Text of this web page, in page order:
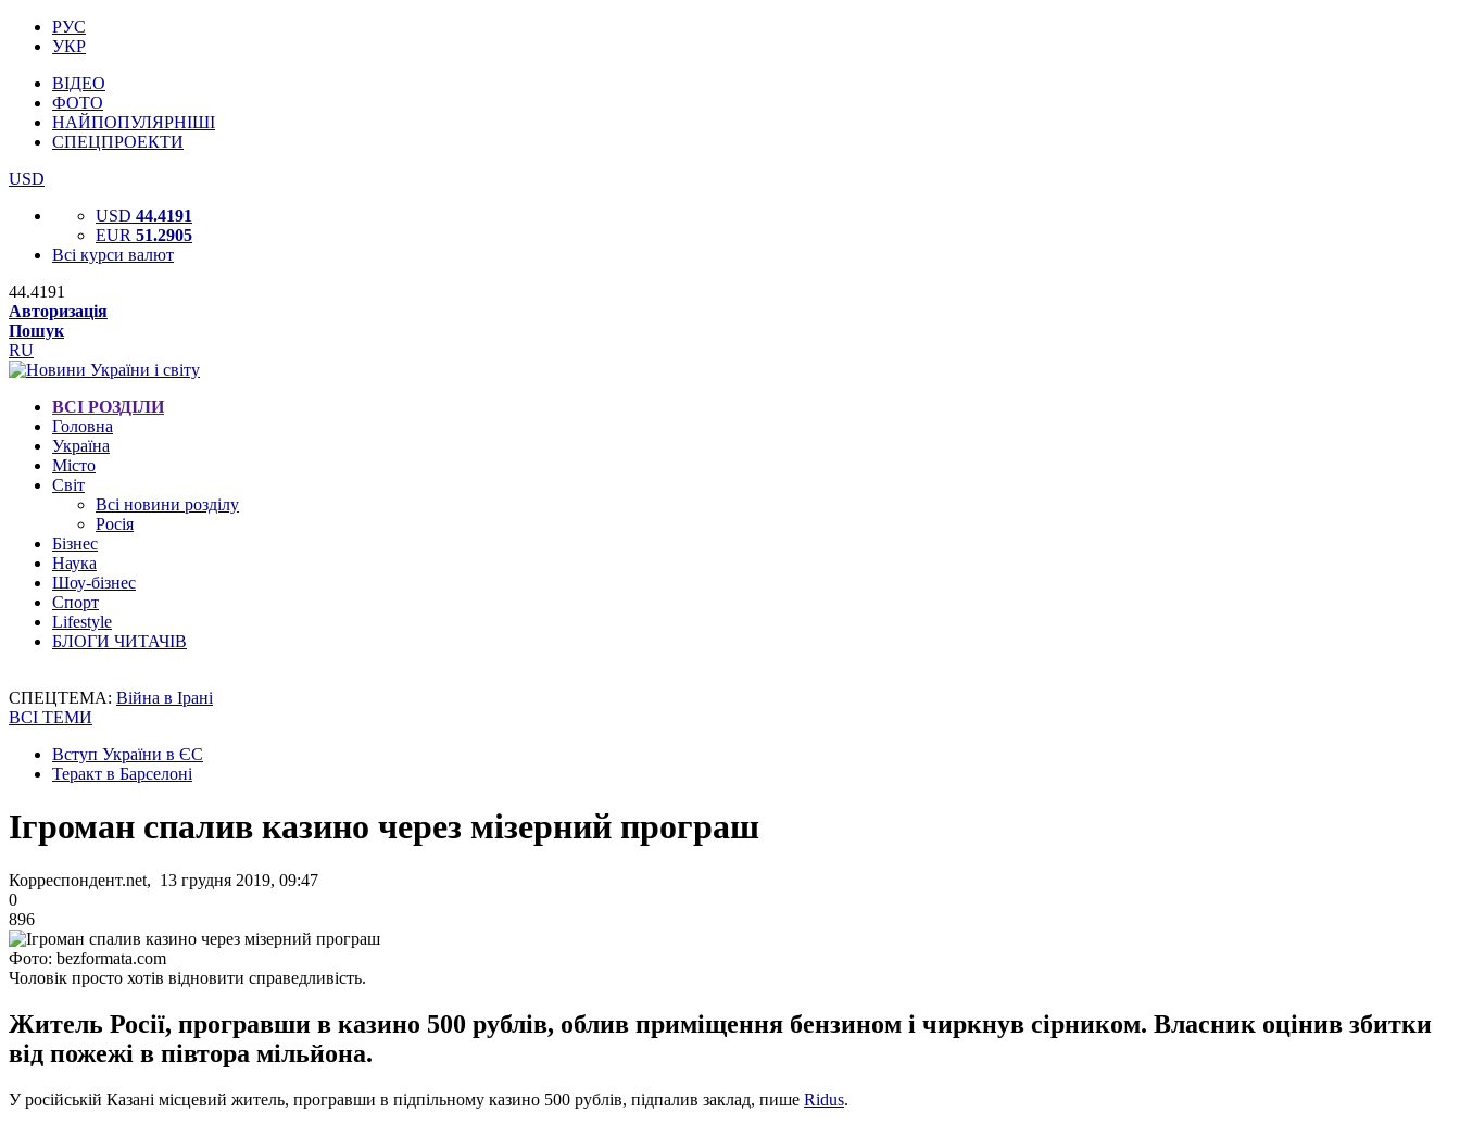
РУС
УКР
ВІДЕО
ФОТО
НАЙПОПУЛЯРНІШІ
СПЕЦПРОЕКТИ
USD
USD 44.4191
EUR 51.2905
Всі курси валют
44.4191
Авторизація
Пошук
RU
ВСІ РОЗДІЛИ
Головна
Україна
Місто
Світ
Всі новини розділу
Росія
Бізнес
Наука
Шоу-бізнес
Спорт
Lifestyle
БЛОГИ ЧИТАЧІВ
СПЕЦТЕМА: Війна в Ірані
ВСІ ТЕМИ
Вступ України в ЄС
Теракт в Барселоні
Ігроман спалив казино через мізерний програш
Корреспондент.net, 13 грудня 2019, 09:47
0
896
Фото: bezformata.com
Чоловік просто хотів відновити справедливість.
Житель Росії, програвши в казино 500 рублів, облив приміщення бензином і чиркнув сірником. Власник оцінив збитки
від пожежі в півтора мільйона.
У російській Казані місцевий житель, програвши в підпільному казино 500 рублів, підпалив заклад, пише Ridus.